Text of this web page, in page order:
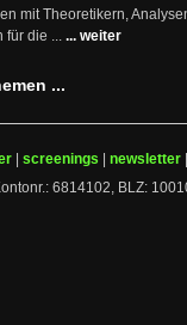
mit Theoretikern,
für die ... ... weiter
...
screenings newsletter
6814102, BLZ: